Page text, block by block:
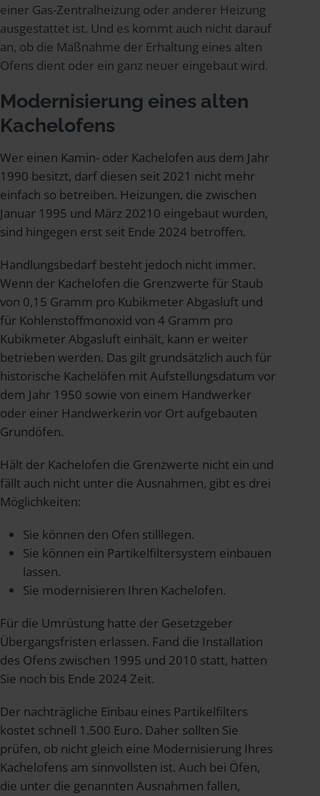
einer Gas-Zentralheizung oder anderer Heizung
ausgestattet ist. Und es kommt auch nicht darauf
an, ob die Maßnahme der Erhaltung eines alten
Ofens dient oder ein ganz neuer eingebaut wird.
Modernisierung eines alten
Kachelofens
Wer einen Kamin- oder Kachelofen aus dem Jahr
1990 besitzt, darf diesen seit 2021 nicht mehr
einfach so betreiben. Heizungen, die zwischen
Januar 1995 und März 20210 eingebaut wurden,
sind hingegen erst seit Ende 2024 betroffen.
Handlungsbedarf besteht jedoch nicht immer.
Wenn der Kachelofen die Grenzwerte für Staub
von 0,15 Gramm pro Kubikmeter Abgasluft und
für Kohlenstoffmonoxid von 4 Gramm pro
Kubikmeter Abgasluft einhält, kann er weiter
betrieben werden. Das gilt grundsätzlich auch für
historische Kachelöfen mit Aufstellungsdatum vor
dem Jahr 1950 sowie von einem Handwerker
oder einer Handwerkerin vor Ort aufgebauten
Grundöfen.
Hält der Kachelofen die Grenzwerte nicht ein und
fällt auch nicht unter die Ausnahmen, gibt es drei
Möglichkeiten:
Sie können den Ofen stilllegen.
Sie können ein Partikelfiltersystem einbauen
lassen.
Sie modernisieren Ihren Kachelofen.
Für die Umrüstung hatte der Gesetzgeber
Übergangsfristen erlassen. Fand die Installation
des Ofens zwischen 1995 und 2010 statt, hatten
Sie noch bis Ende 2024 Zeit.
Der nachträgliche Einbau eines Partikelfilters
kostet schnell 1.500 Euro. Daher sollten Sie
prüfen, ob nicht gleich eine Modernisierung Ihres
Kachelofens am sinnvollsten ist. Auch bei Öfen,
die unter die genannten Ausnahmen fallen,